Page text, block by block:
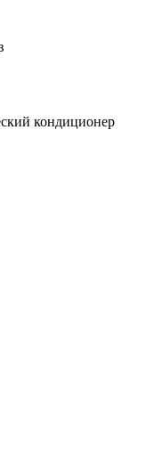
кондиционер